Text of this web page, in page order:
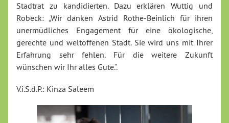
Stadtrat zu kandidierten. Dazu erklären Wuttig und
Robeck: „Wir danken Astrid Rothe-Beinlich für ihren
unermüdliches Engagement für eine ökologische,
gerechte und weltoffenen Stadt. Sie wird uns mit Ihrer
Erfahrung sehr fehlen. Für die weitere Zukunft
wünschen wir Ihr alles Gute.“.
V.i.S.d.P.: Kinza Saleem